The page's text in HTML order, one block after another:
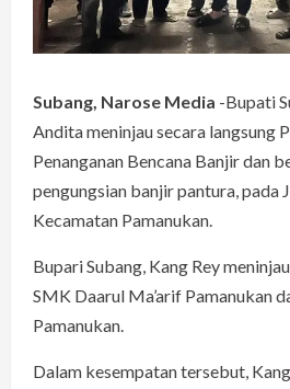
Subang, Narose Media -Bupati
Andita meninjau secara langsung
Penanganan Bencana Banjir dan
pengungsian banjir pantura, pada
Kecamatan Pamanukan.
Bupari Subang, Kang Rey
SMK Daarul Ma’arif Pamanukan
Pamanukan.
Dalam kesempatan tersebut,